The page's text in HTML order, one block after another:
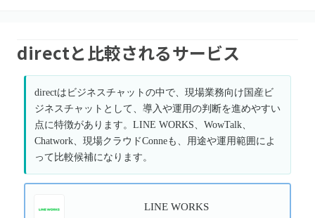
directと比較されるサービス
directはビジネスチャットの中で、現場業務向け国産ビ
ジネスチャットとして、導入や運用の判断を進めやすい
点に特徴があります。LINE WORKS、WowTalk、
Chatwork、現場クラウドConneも、用途や運用範囲によ
って比較候補になります。
LINE WORKS